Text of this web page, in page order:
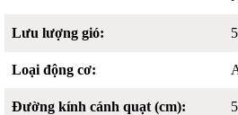
Lưu lượng gió:
Loại động cơ:
Đường kính cánh quạt (cm):